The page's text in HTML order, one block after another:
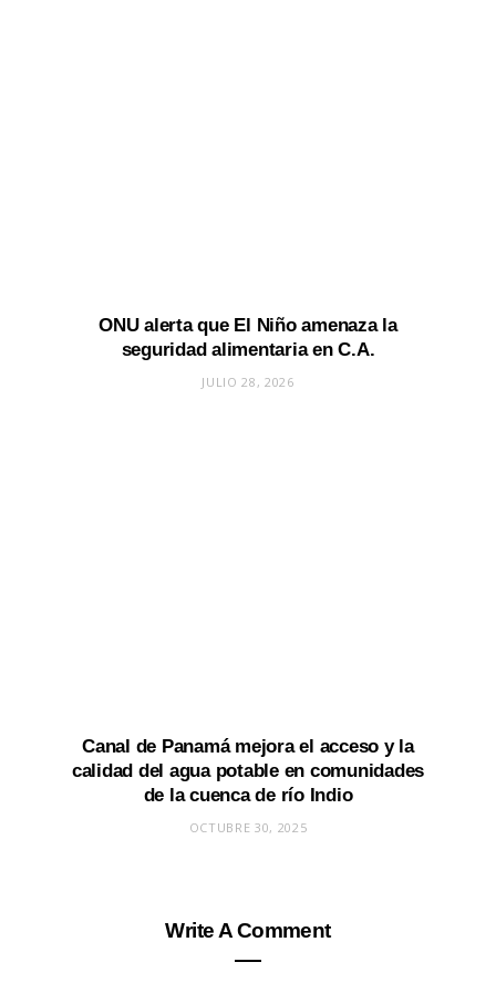
ONU alerta que El Niño amenaza la
seguridad alimentaria en C.A.
JULIO 28, 2026
Canal de Panamá mejora el acceso y la
calidad del agua potable en comunidades
de la cuenca de río Indio
OCTUBRE 30, 2025
Write A Comment